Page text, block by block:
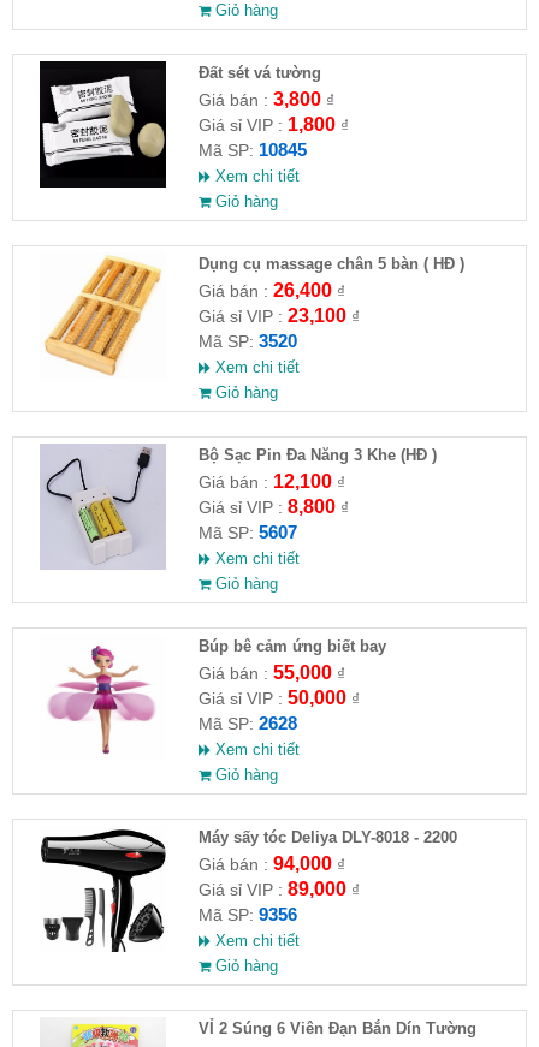
Giỏ hàng
Đất sét vá tường
Giá bán : 3,800₫
Giá sỉ VIP : 1,800₫
Mã SP: 10845
Xem chi tiết
Giỏ hàng
Dụng cụ massage chân 5 bàn ( HĐ )
Giá bán : 26,400₫
Giá sỉ VIP : 23,100₫
Mã SP: 3520
Xem chi tiết
Giỏ hàng
Bộ Sạc Pin Đa Năng 3 Khe (HĐ )
Giá bán : 12,100₫
Giá sỉ VIP : 8,800₫
Mã SP: 5607
Xem chi tiết
Giỏ hàng
​Búp bê cảm ứng biết bay
Giá bán : 55,000₫
Giá sỉ VIP : 50,000₫
Mã SP: 2628
Xem chi tiết
Giỏ hàng
Máy sấy tóc Deliya DLY-8018 - 2200
Giá bán : 94,000₫
Giá sỉ VIP : 89,000₫
Mã SP: 9356
Xem chi tiết
Giỏ hàng
VỈ 2 Súng 6 Viên Đạn Bắn Dín Tường